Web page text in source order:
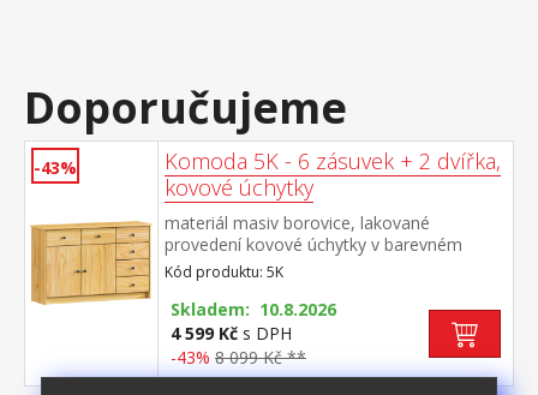
Doporučujeme
-43%
Komoda 5K - 6 zásuvek + 2 dvířka,
kovové úchytky
materiál masiv borovice, lakované
provedení kovové úchytky v barevném
provedení černěná mosaz 6 zásuvek s
kovovými pojezdy, skřínka s dvířky a
variabilní policí hloubka zásuvky 27,5 cm
Kód produktu: 5K
Skladem: 10.8.2026
4 599 Kč s DPH
-43% 8 099 Kč **